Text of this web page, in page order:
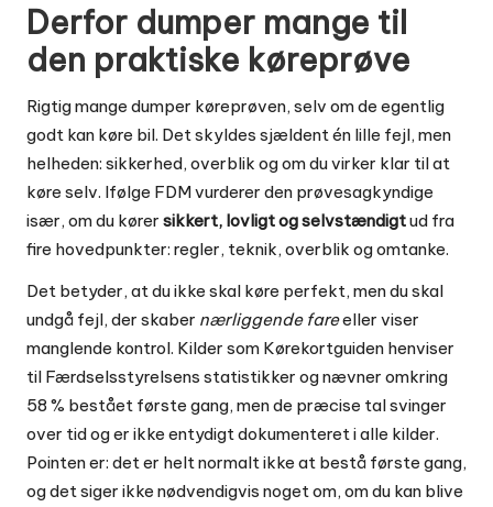
Derfor dumper mange til
den praktiske køreprøve
Rigtig mange dumper køreprøven, selv om de egentlig
godt kan køre bil. Det skyldes sjældent én lille fejl, men
helheden: sikkerhed, overblik og om du virker klar til at
køre selv. Ifølge FDM vurderer den prøvesagkyndige
især, om du kører sikkert, lovligt og selvstændigtud fra
fire hovedpunkter: regler, teknik, overblik og omtanke.
Det betyder, at du ikke skal køre perfekt, men du skal
undgå fejl, der skaber nærliggende fareeller viser
manglende kontrol. Kilder som Kørekortguiden henviser
til Færdselsstyrelsens statistikker og nævner omkring
58 % bestået første gang, men de præcise tal svinger
over tid og er ikke entydigt dokumenteret i alle kilder.
Pointen er: det er helt normalt ikke at bestå første gang,
og det siger ikke nødvendigvis noget om, om du kan blive